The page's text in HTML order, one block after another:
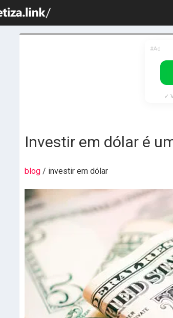
#Ad
✓
Investir em dólar é
blog / investir em dólar